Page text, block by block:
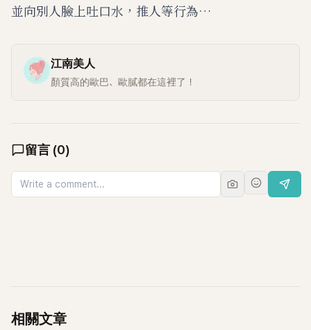
並向別人臉上吐口水，推人等行為…
江南美人
顏質高的歐巴、歐膩都在這裡了！
留言 (0)
相關文章